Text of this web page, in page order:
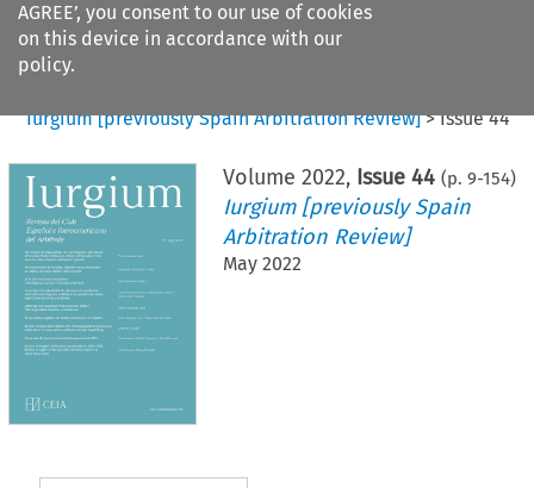
AGREE’, you consent to our use of cookies
on this device in accordance with our
policy.
Citation search
Iurgium [previously Spain Arbitration Review]>Issue 44
Volume 2022, Issue 44 (p. 9-154)
Iurgium [previously Spain
Arbitration Review]
May 2022